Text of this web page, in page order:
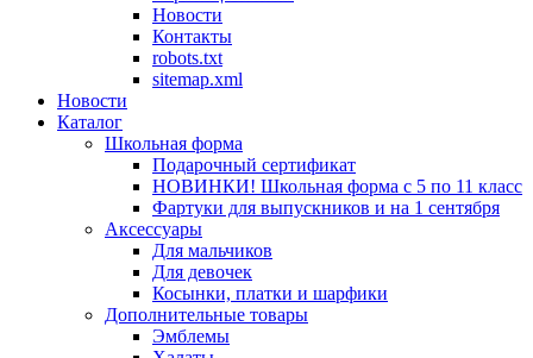
Новости
Контакты
robots.txt
sitemap.xml
Новости
Каталог
Школьная форма
Подарочный сертификат
НОВИНКИ! Школьная форма с 5 по 11 класс
Фартуки для выпускников и на 1 сентября
Аксессуары
Для мальчиков
Для девочек
Косынки, платки и шарфики
Дополнительные товары
Эмблемы